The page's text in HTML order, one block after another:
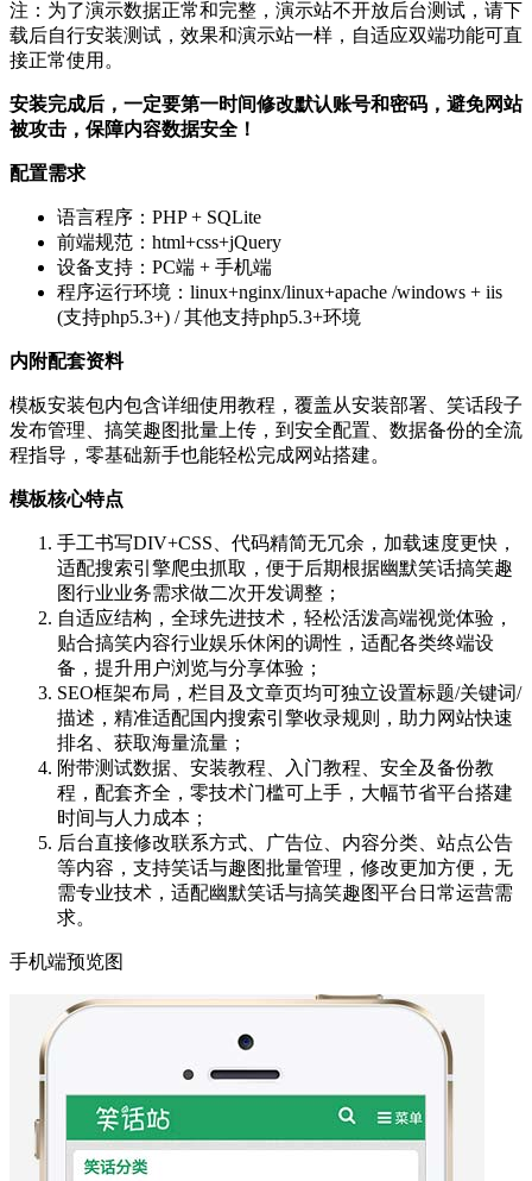
注：为了演示数据正常和完整，演示站不开放后台测试，请下
载后自行安装测试，效果和演示站一样，自适应双端功能可直
接正常使用。
安装完成后，一定要第一时间修改默认账号和密码，避免网站
被攻击，保障内容数据安全！
配置需求
语言程序：PHP + SQLite
前端规范：html+css+jQuery
设备支持：PC端 + 手机端
程序运行环境：linux+nginx/linux+apache /windows + iis
(支持php5.3+) / 其他支持php5.3+环境
内附配套资料
模板安装包内包含详细使用教程，覆盖从安装部署、笑话段子
发布管理、搞笑趣图批量上传，到安全配置、数据备份的全流
程指导，零基础新手也能轻松完成网站搭建。
模板核心特点
手工书写DIV+CSS、代码精简无冗余，加载速度更快，
适配搜索引擎爬虫抓取，便于后期根据幽默笑话搞笑趣
图行业业务需求做二次开发调整；
自适应结构，全球先进技术，轻松活泼高端视觉体验，
贴合搞笑内容行业娱乐休闲的调性，适配各类终端设
备，提升用户浏览与分享体验；
SEO框架布局，栏目及文章页均可独立设置标题/关键词/
描述，精准适配国内搜索引擎收录规则，助力网站快速
排名、获取海量流量；
附带测试数据、安装教程、入门教程、安全及备份教
程，配套齐全，零技术门槛可上手，大幅节省平台搭建
时间与人力成本；
后台直接修改联系方式、广告位、内容分类、站点公告
等内容，支持笑话与趣图批量管理，修改更加方便，无
需专业技术，适配幽默笑话与搞笑趣图平台日常运营需
求。
手机端预览图